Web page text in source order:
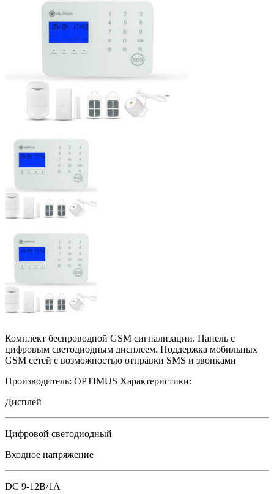
Комплект беспроводной GSM сигнализации. Панель с
цифровым светодиодным дисплеем. Поддержка мобильных
GSM сетей с возможностью отправки SMS и звонками
Производитель: OPTIMUS Характеристики:
Дисплей
Цифровой светодиодный
Входное напряжение
DC 9-12В/1А